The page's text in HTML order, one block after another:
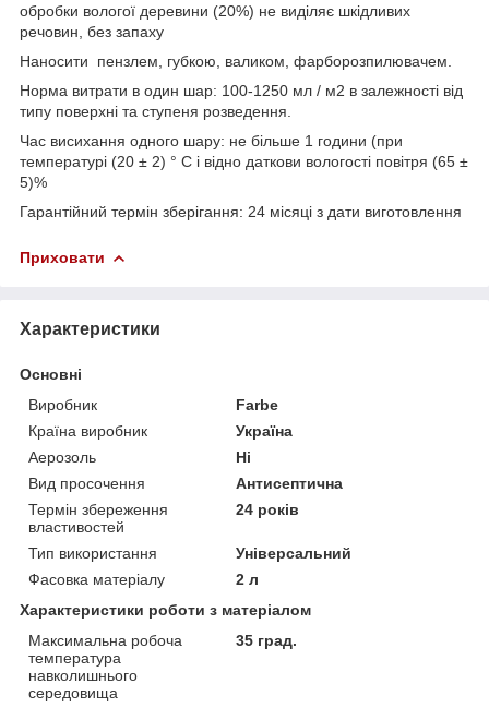
обробки вологої деревини (20%) не виділяє шкідливих
речовин, без запаху
Наносити пензлем, губкою, валиком, фарборозпилювачем.
Норма витрати в один шар: 100-1250 мл / м2 в залежності від
типу поверхні та ступеня розведення.
Час висихання одного шару: не більше 1 години (при
температурі (20 ± 2) ° С і відно даткови вологості повітря (65 ±
5)%
Гарантійний термін зберігання: 24 місяці з дати виготовлення
Приховати
Характеристики
Основні
Виробник
Farbe
Країна виробник
Україна
Аерозоль
Ні
Вид просочення
Антисептична
Термін збереження
властивостей
24 років
Тип використання
Універсальний
Фасовка матеріалу
2 л
Характеристики роботи з матеріалом
Максимальна робоча
температура
навколишнього
середовища
35 град.